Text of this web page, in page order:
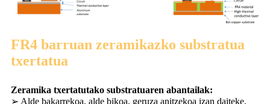
FR4 barruan zeramikazko substratua
txertatua
Zeramika txertatutako substratuaren abantailak:
➢ Alde bakarrekoa, alde bikoa, geruza anitzekoa izan daiteke,